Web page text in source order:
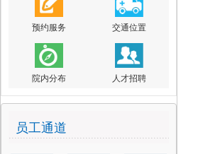
预约服务 交通位置
院内分布 人才招聘
员工通道